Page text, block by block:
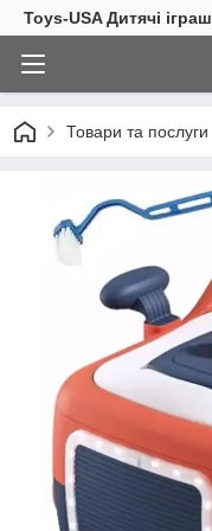
Toys-USA Дитячі
Товари та послуги